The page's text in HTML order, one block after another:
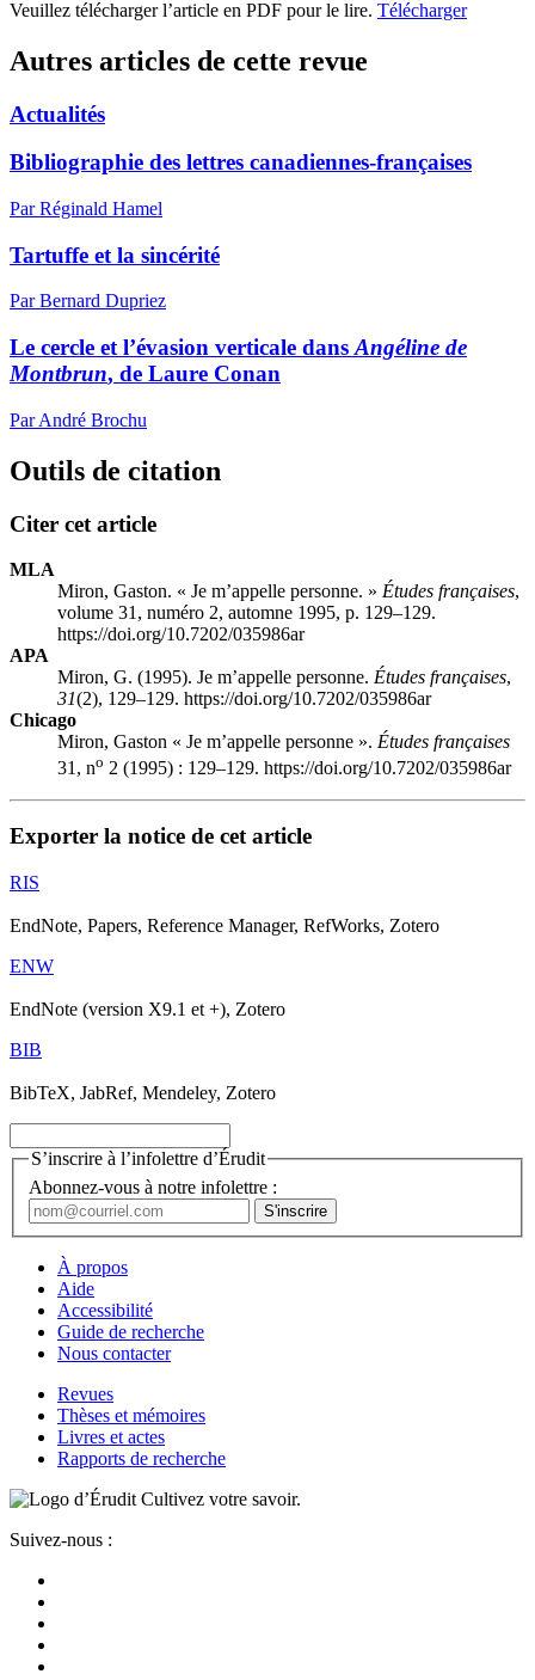
Veuillez télécharger l’article en PDF pour le lire. Télécharger
Autres articles de cette revue
Actualités
Bibliographie des lettres canadiennes-françaises
Par Réginald Hamel
Tartuffe et la sincérité
Par Bernard Dupriez
Le cercle et l’évasion verticale dans Angéline de
Montbrun, de Laure Conan
Par André Brochu
Outils de citation
Citer cet article
MLA
Miron, Gaston. « Je m’appelle personne. » Études françaises,
volume 31, numéro 2, automne 1995, p. 129–129.
https://doi.org/10.7202/035986ar
APA
Miron, G. (1995). Je m’appelle personne. Études françaises,
31(2), 129–129. https://doi.org/10.7202/035986ar
Chicago
Miron, Gaston « Je m’appelle personne ». Études françaises
31, no 2 (1995) : 129–129. https://doi.org/10.7202/035986ar
Exporter la notice de cet article
RIS
EndNote, Papers, Reference Manager, RefWorks, Zotero
ENW
EndNote (version X9.1 et +), Zotero
BIB
BibTeX, JabRef, Mendeley, Zotero
S’inscrire à l’infolettre d’Érudit
Abonnez-vous à notre infolettre :
À propos
Aide
Accessibilité
Guide de recherche
Nous contacter
Revues
Thèses et mémoires
Livres et actes
Rapports de recherche
Cultivez votre savoir.
Suivez-nous :